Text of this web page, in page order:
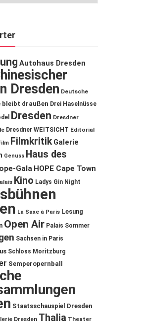
Autohaus Dresden
Dresden Deutsche
bleibt draußen Drei Haselnüsse
Dresden Dresdner
Dresdner WEITSICHT Editorial
Filmkritik Galerie
Genuss Haus des
Gala HOPE Cape Town
Kino Ladys Gin Night
La Saxe à Paris Lesung
Open Air Palais Sommer
Sachsen in Paris
Schloss Moritzburg
Semperopernball
Staatsschauspiel Dresden
Dresden Thalia Theater